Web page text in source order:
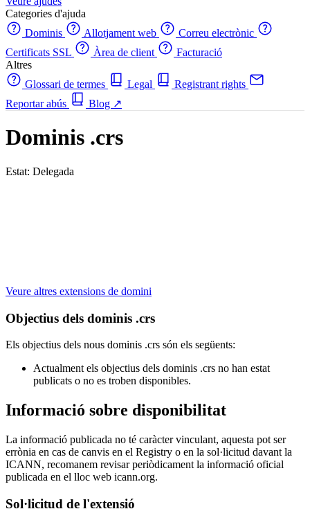
Categories d'ajuda
Dominis
Allotjament web
Correu electrònic
Certificats SSL
Àrea de client
Facturació
Altres
Glossari de termes
Legal
Registrant rights
Reportar abús
Blog ↗
Dominis .crs
Estat: Delegada
Veure altres extensions de domini
Objectius dels dominis .crs
Els objectius dels nous dominis .crs són els següents:
Actualment els objectius dels dominis .crs no han estat
publicats o no es troben disponibles.
Informació sobre disponibilitat
La informació publicada no té caràcter vinculant, aquesta pot ser
errònia en cas de canvis en el Registry o en la sol·licitud davant la
ICANN, recomanem revisar periòdicament la informació oficial
publicada en el lloc web icann.org.
Sol·licitud de l'extensió